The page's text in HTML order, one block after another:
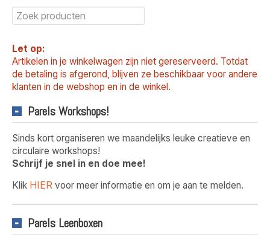
Let op:
Artikelen in je winkelwagen zijn niet gereserveerd. Totdat
de betaling is afgerond, blijven ze beschikbaar voor andere
klanten in de webshop en in de winkel.
Parels Workshops!
Sinds kort organiseren we maandelijks leuke creatieve en
circulaire workshops!
Schrijf je snel in en doe mee!
Klik HIER voor meer informatie en om je aan te melden.
Parels Leenboxen